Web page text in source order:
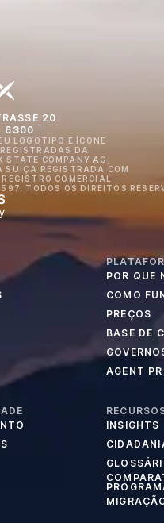
20
6300
LOGOTIPO E ÍCONE
DA
STATE COMPANY AG,
SUÍÇA REGISTRADA COM
COMERCIAL
TODOS OS DIREITOS
POR QUE
COMO
PREÇOS
BASE DE
AGENT
INSIGHTS